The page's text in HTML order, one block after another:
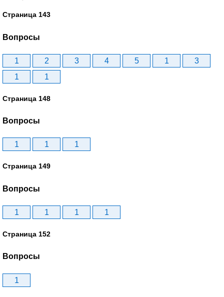
Страница 143
Вопросы
1 2 3 4 5 1
3
1
1
Страница 148
Вопросы
1 1 1
Страница 149
Вопросы
1 1 1 1
Страница 152
Вопросы
1